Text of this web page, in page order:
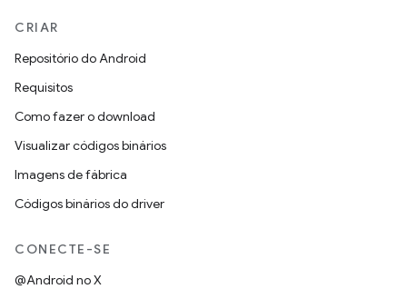
CRIAR
Repositório do Android
Requisitos
Como fazer o download
Visualizar códigos binários
Imagens de fábrica
Códigos binários do driver
CONECTE-SE
@Android no X